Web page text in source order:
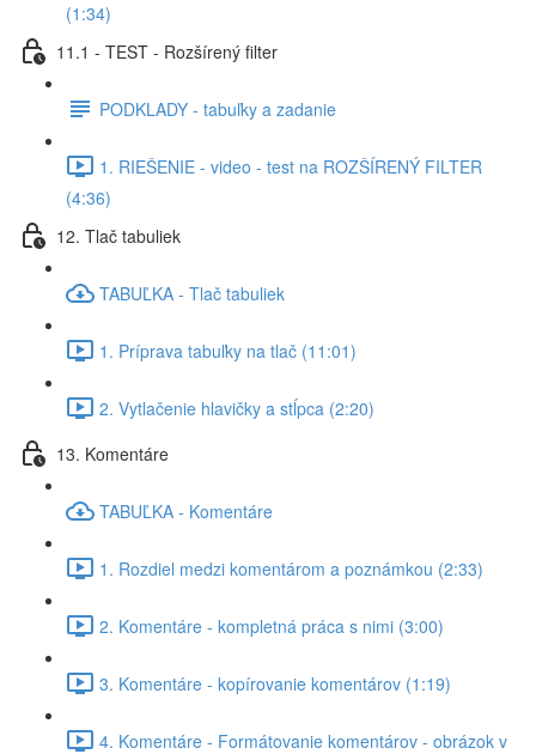
(1:34)
11.1 - TEST - Rozšírený filter
PODKLADY - tabuľky a zadanie
1. RIEŠENIE - video - test na ROZŠÍRENÝ FILTER
(4:36)
12. Tlač tabuliek
TABUĽKA - Tlač tabuliek
1. Príprava tabuľky na tlač (11:01)
2. Vytlačenie hlavičky a stĺpca (2:20)
13. Komentáre
TABUĽKA - Komentáre
1. Rozdiel medzi komentárom a poznámkou (2:33)
2. Komentáre - kompletná práca s nimi (3:00)
3. Komentáre - kopírovanie komentárov (1:19)
4. Komentáre - Formátovanie komentárov - obrázok v